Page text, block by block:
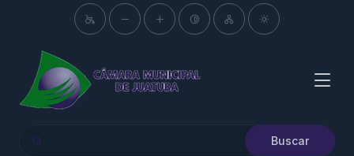
Buscar